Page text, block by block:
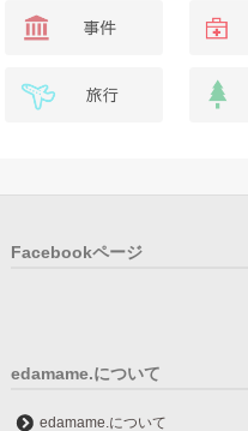
Facebookページ
edamame.について
edamame.について